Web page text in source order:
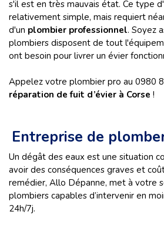
s'il est en très mauvais état. Ce type
relativement simple, mais requiert
d'un plombier professionnel. Soyez
plombiers disposent de tout
ont besoin pour livrer un évier
Appelez votre plombier pro au 0980
réparation de fuit d’évier à Corse !
Entreprise de
Un dégât des eaux est une situation
avoir des conséquences graves et
remédier, Allo Dépanne, met à votre
plombiers capables d’intervenir en
24h/7j.